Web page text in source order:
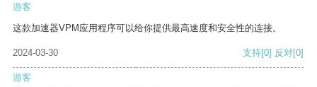
游客
这款加速器VPM应用程序可以给你提供最高速度和安全性的连接。
2024-03-30 支持[0] 反对[0]
游客